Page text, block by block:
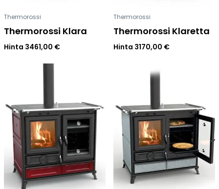
Thermorossi
Thermorossi Klara
Hinta 3461,00 €
Thermorossi
Thermorossi Klaretta
Hinta 3170,00 €